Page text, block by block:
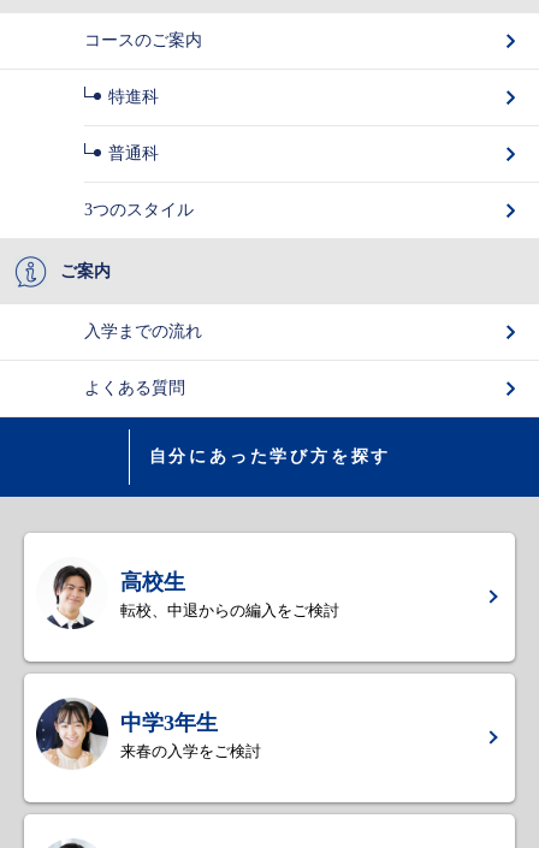
コースのご案内
特進科
普通科
3つのスタイル
ご案内
入学までの流れ
よくある質問
自分にあった学び方を探す
高校生
転校、中退からの編入をご検討
中学3年生
来春の入学をご検討